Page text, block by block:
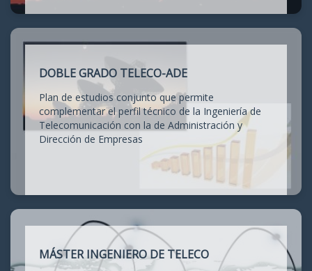
DOBLE GRADO TELECO-ADE
Plan de estudios conjunto que permite
complementar el perfil técnico de la Ingeniería de
Telecomunicación con la de Administración y
Dirección de Empresas
MÁSTER INGENIERO DE TELECO